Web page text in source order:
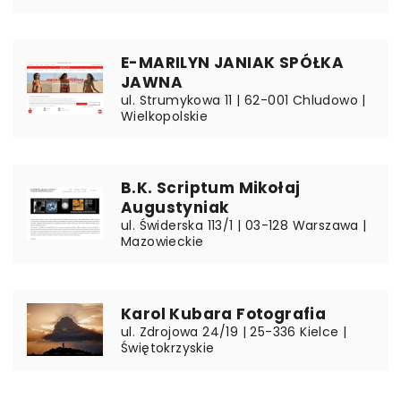
E-MARILYN JANIAK SPÓŁKA
JAWNA
ul. Strumykowa 11 | 62-001 Chludowo |
Wielkopolskie
B.K. Scriptum Mikołaj
Augustyniak
ul. Świderska 113/1 | 03-128 Warszawa |
Mazowieckie
Karol Kubara Fotografia
ul. Zdrojowa 24/19 | 25-336 Kielce |
Świętokrzyskie